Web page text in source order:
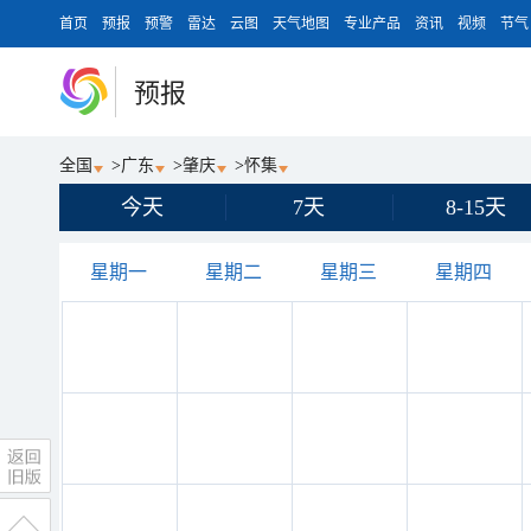
首页 预报 预警 雷达 云图 天气地图 专业产品 资讯 视频 节气
预报
全国 >广东 >肇庆 >怀集
今天 7天 8-15天
星期一 星期二 星期三 星期四